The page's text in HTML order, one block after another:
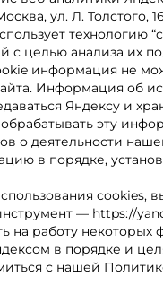
ул. Л. Толстого,
технологию
с целью анализа их
информация не
Информация об
Яндексу и
эту
о деятельности
в порядке,
— https://
на работу некоторых
в порядке и
с нашей
О магазине
Доставка
Оплата
Fox-bonus
Гуру
Контакты
Политика обработки